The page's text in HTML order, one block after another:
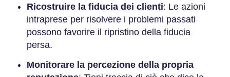
Ricostruire la fiducia dei clienti: Le azioni
intraprese per risolvere i problemi passati
possono favorire il ripristino della fiducia
persa.
Monitorare la percezione della propria